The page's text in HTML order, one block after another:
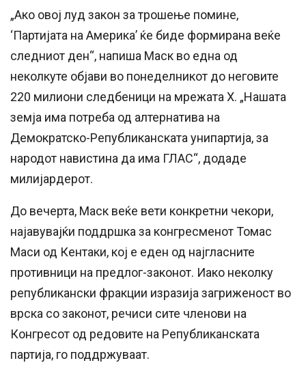
„Ако овој луд закон за трошење помине,
‘Партијата на Америка’ ќе биде формирана веќе
следниот ден“, напиша Маск во една од
неколкуте објави во понеделникот до неговите
220 милиони следбеници на мрежата X. „Нашата
земја има потреба од алтернатива на
Демократско-Републиканската унипартија, за
народот навистина да има ГЛАС“, додаде
милијардерот.
До вечерта, Маск веќе вети конкретни чекори,
најавувајќи поддршка за конгресменот Томас
Маси од Кентаки, кој е еден од најгласните
противници на предлог-законот. Иако неколку
републикански фракции изразија загриженост во
врска со законот, речиси сите членови на
Конгресот од редовите на Републиканската
партија, го поддржуваат.